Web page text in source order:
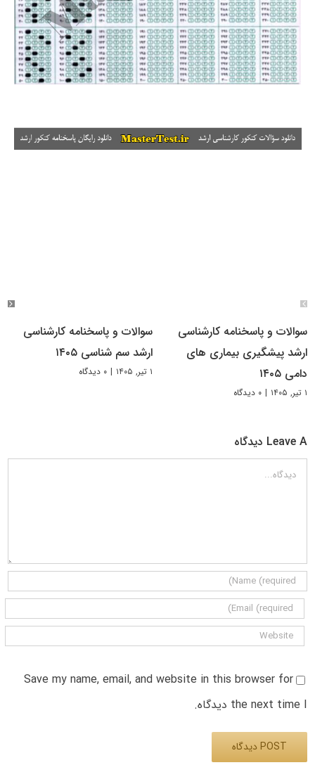
سوالات و پاسخنامه کارشناسی
ارشد پیشگیری بیماری های
دامی ۱۴۰۵
۱ تیر, ۱۴۰۵ | ۰ دیدگاه
سوالات و پاسخنامه کارشناسی
ارشد سم شناسی ۱۴۰۵
۱ تیر, ۱۴۰۵ | ۰ دیدگاه
Leave A دیدگاه
دیدگاه
Save my name, email, and website in this browser for
the next time I دیدگاه.